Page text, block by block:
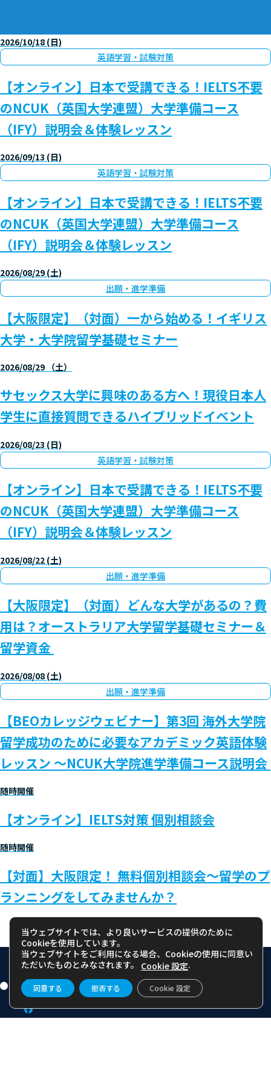
2026/10/18 (日)
英語学習・試験対策
【オンライン】日本で受講できる！IELTS不要
のNCUK（英国大学連盟）大学準備コース
（IFY）説明会＆体験レッスン
2026/09/13 (日)
英語学習・試験対策
【オンライン】日本で受講できる！IELTS不要
のNCUK（英国大学連盟）大学準備コース
（IFY）説明会＆体験レッスン
2026/08/29 (土)
出願・進学準備
【大阪限定】（対面）一から始める！イギリス
大学・大学院留学基礎セミナー
2026/08/29 （土）
サセックス大学に興味のある方へ！現役日本人
学生に直接質問できるハイブリッドイベント
2026/08/23 (日)
英語学習・試験対策
【オンライン】日本で受講できる！IELTS不要
のNCUK（英国大学連盟）大学準備コース
（IFY）説明会＆体験レッスン
2026/08/22 (土)
出願・進学準備
【大阪限定】（対面）どんな大学があるの？費
用は？オーストラリア大学留学基礎セミナー＆
留学資金
2026/08/08 (土)
出願・進学準備
【BEOカレッジウェビナー】第3回 海外大学院
留学成功のために必要なアカデミック英語体験
レッスン ～NCUK大学院進学準備コース説明会
随時開催
【オンライン】IELTS対策 個別相談会
随時開催
【対面】大阪限定！ 無料個別相談会～留学のプ
ランニングをしてみませんか？
当ウェブサイトでは、より良いサービスの提供のために
Cookieを使用しています。
当ウェブサイトをご利用になる場合、Cookieの使用に同意い
ただいたものとみなされます。 Cookie 設定.
同意する 拒否する Cookie 設定